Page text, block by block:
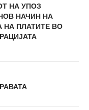
НА УПОЗ
НАЧИН НА
НА ПЛАТИТЕ ВО